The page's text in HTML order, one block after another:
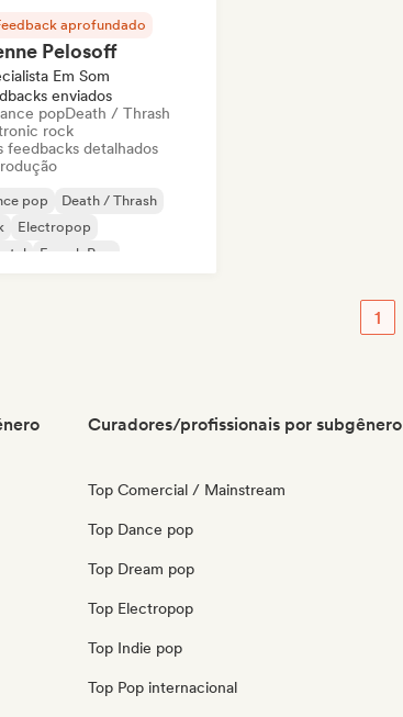
aprofundado
Pelosoff
Em Som
enviados
popDeath / Thrash
rock
feedbacks detalhados
pop
Death / Thrash
Electropop
French Pop
1
Curadores/profissionais por subgênero
Top Comercial / Mainstream
Top Dance pop
Top Dream pop
Top Electropop
Top Indie pop
Top Pop internacional